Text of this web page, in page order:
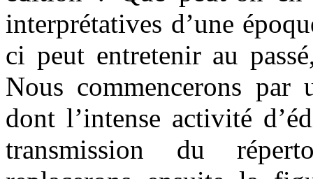
interprétatives d’une
ci peut entretenir au
Nous commencerons
dont l’intense activité
transmission du